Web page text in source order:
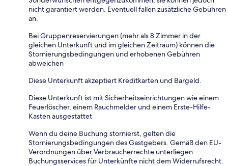
nicht garantiert werden. Eventuell fallen zusätzliche Gebühren
an.
Bei Gruppenreservierungen (mehr als 8 Zimmer in der
gleichen Unterkunft und im gleichen Zeitraum) können die
Stornierungsbedingungen und erhobenen Gebühren
abweichen
Diese Unterkunft akzeptiert Kreditkarten und Bargeld.
Diese Unterkunft ist mit Sicherheitseinrichtungen wie einem
Feuerlöscher, einem Rauchmelder und einem Erste-Hilfe-
Kasten ausgestattet
Wenn du deine Buchung stornierst, gelten die
Stornierungsbedingungen des Gastgebers. Gemäß den EU-
Verordnungen über Verbraucherrechte unterliegen
Buchungsservices für Unterkünfte nicht dem Widerrufsrecht.